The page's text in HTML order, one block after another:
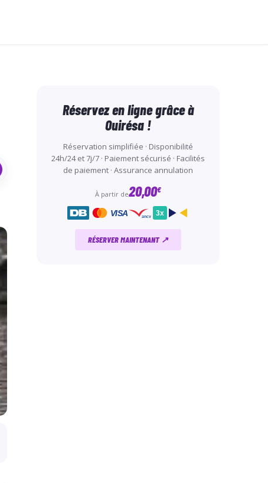
Réservez en ligne grâce à
Ouirésa !
Réservation simplifiée · Disponibilité
24h/24 et 7j/7 · Paiement sécurisé · Facilités
de paiement · Assurance annulation
À partir de20,00€
VISA ancv 3x
RÉSERVER MAINTENANT ↗